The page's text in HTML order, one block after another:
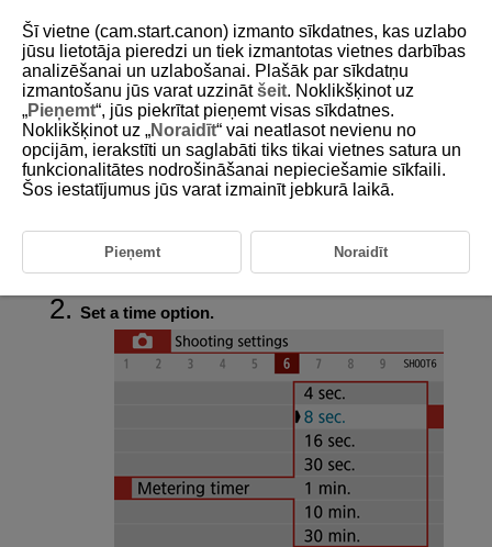
D101-087
Metering Timer
You can set how long the metering timer runs (which determines the
Set a time option.
Šī vietne (cam.start.canon) izmanto sīkdatnes, kas uzlabo
jūsu lietotāja pieredzi un tiek izmantotas vietnes darbības
analizēšanai un uzlabošanai. Plašāk par sīkdatņu
izmantošanu jūs varat uzzinātšeit. Noklikšķinot uz
„Pieņemt“, jūs piekrītat pieņemt visas sīkdatnes.
Noklikšķinot uz „Noraidīt“ vai neatlasot nevienu no
opcijām, ierakstīti un saglabāti tiks tikai vietnes satura un
funkcionalitātes nodrošināšanai nepieciešamie sīkfaili.
Šos iestatījumus jūs varat izmainīt jebkurā laikā.
Pieņemt Noraidīt